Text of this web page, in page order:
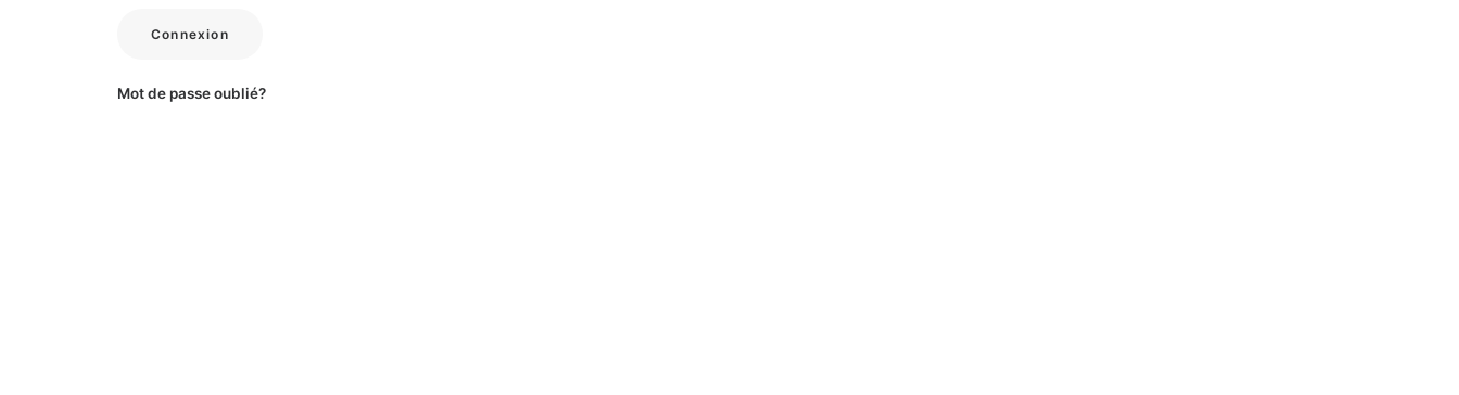
Connexion
Mot de passe oublié?